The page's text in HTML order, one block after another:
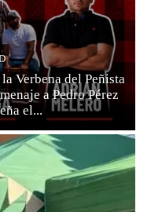
Verbena del Peñista
a Pedro Pérez
el...